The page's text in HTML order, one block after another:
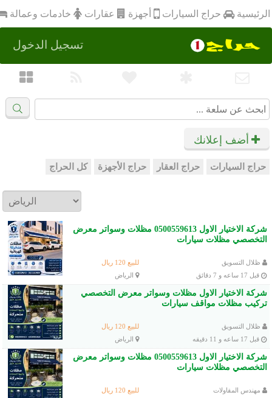
الرئيسية حراج السيارات أجهزة عقارات خادمات وعمالة
تسجيل الدخول
أضف إعلانك
حراج السيارات حراج العقار حراج الأجهزة كل الحراج
شركة الاختيار الاول 0500559613 مظلات وسواتر معرض
التخصصي مظلات سيارات
ظلال التسويق
للبيع 120 ريال
قبل 17 ساعه و 7 دقائق
الرياض
شركة الاختيار الاول مظلات وسواتر معرض التخصصي
تركيب مظلات مواقف سيارات
ظلال التسويق
للبيع 120 ريال
قبل 17 ساعه و 11 دقيقه
الرياض
شركة الاختيار الاول 0500559613 مظلات وسواتر معرض
التخصصي مظلات سيارات
مهندس المقاولات
للبيع 120 ريال